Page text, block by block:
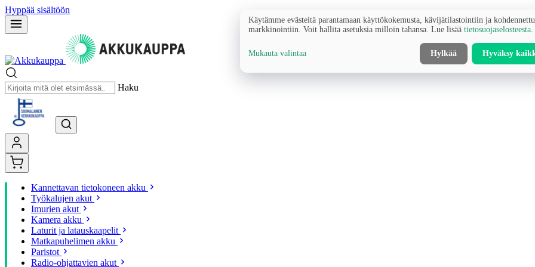
Hyppää sisältöön
Haku
Kannettavan tietokoneen akku
Työkalujen akut
Imurien akut
Kamera akku
Laturit ja latauskaapelit
Matkapuhelimen akku
Paristot
Radio-ohjattavien akut
Käytämme evästeitä parantamaan käyttökokemusta, kävijätilastointiin ja
markkinointiin. Voit hallita asetuksia milloin tahansa. Lue lisää tietosuojaselosteesta
Mukauta valintaa Hylkää Hyväksy